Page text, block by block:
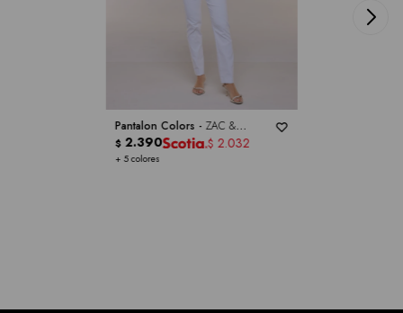
Pantalon Colors - ZAC &
RACHEL
+ 5 colores
$ 2.390 $ 2.032